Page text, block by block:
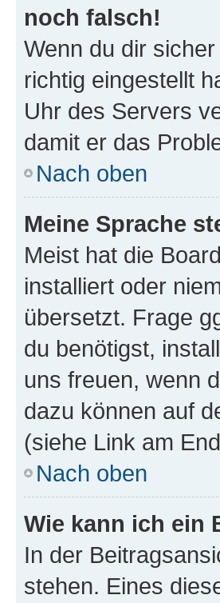
noch falsch!
Wenn du dir
richtig eingestellt
Uhr des Servers
damit er das
Nach oben
Meine Sprache
Meist hat die
installiert oder
übersetzt. Frage
du benötigst,
uns freuen, wenn
dazu können auf
(siehe Link am
Nach oben
Wie kann ich ein
In der
stehen. Eines